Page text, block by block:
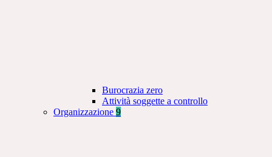
Burocrazia zero
Attività soggette a controllo
Organizzazione 9